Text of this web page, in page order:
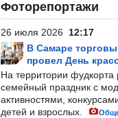
Фоторепортажи
26 июля 2026 12:17
В Самаре
провел День
На территории фудкорта
семейный праздник с
активностями,
детей и взрослых.